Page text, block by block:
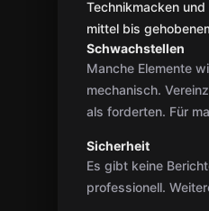
Technikmacken
mittel bis
Schwachstellen
Manche Elemente
mechanisch.
als forderten. Für
Sicherheit
Es gibt keine
professionell.